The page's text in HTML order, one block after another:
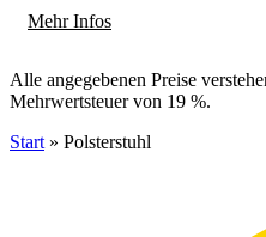
Mehr Infos
Alle angegebenen Preise
Mehrwertsteuer von 19 %.
Start » Polsterstuhl